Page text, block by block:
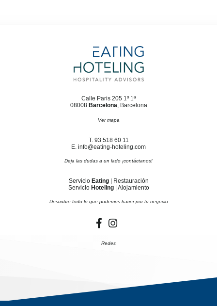
Calle Paris 205 1º 1ª
08008 Barcelona, Barcelona
Ver mapa
T. 93 518 60 11
E. info@eating-hoteling.com
Deja las dudas a un lado ¡contáctanos!
Servicio Eating| Restauración
Servicio Hoteling| Alojamiento
Descubre todo lo que podemos hacer por tu negocio
Redes